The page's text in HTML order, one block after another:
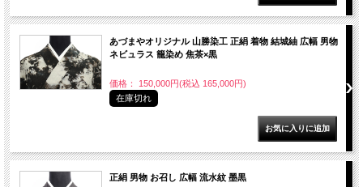
あづまやオリジナル 山勝染工 正絹 着物 結城紬 広幅 男物
ネビュラス 籠染め 焦茶×黒
価格： 150,000円(税込 165,000円)
在庫切れ
正絹 男物 お召し 広幅 流水紋 墨黒